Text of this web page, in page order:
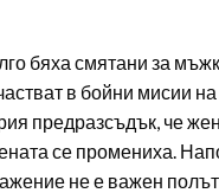
бяха смятани за
в бойни мисии
предразсъдък, че
се промениха.
не е важен